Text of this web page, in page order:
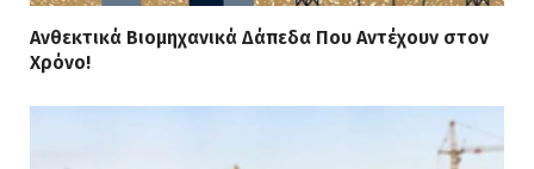
Ανθεκτικά Βιομηχανικά Δάπεδα Που Αντέχουν στον
Χρόνο!